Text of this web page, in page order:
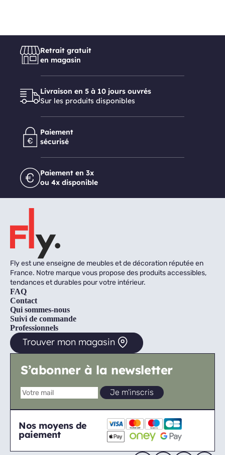
Retrait gratuit
en magasin
Livraison en 5 à 10 jours ouvrés
Sur les produits disponibles
Paiement
sécurisé
Paiement en 3x
ou 4x disponible
Fly est une enseigne de meubles et de décoration réputée en
France. Notre marque vous propose des produits accessibles,
tendances et durables pour votre intérieur.
FAQ
Contact
Qui sommes-nous
Suivi de commande
Professionnels
Trouver mon magasin
S’abonner à la newsletter
Nos moyens de
paiement